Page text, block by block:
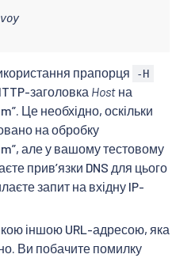
прапорця -H
заголовка Host на
Це необхідно, оскільки
на обробку
але у вашому тестовому
привʼязки DNS для цього
запит на вхідну IP-
іншою URL-адресою, яка
Ви побачите помилку